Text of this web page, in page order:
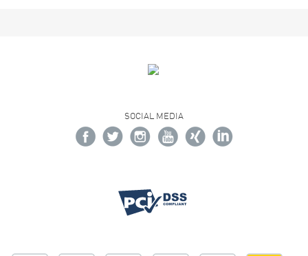
SOCIAL MEDIA